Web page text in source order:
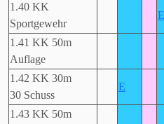
1.40 KK
Sportgewehr
E
1.41 KK 50m
Auflage
1.42 KK 30m
30 Schuss
E
1.43 KK 50m